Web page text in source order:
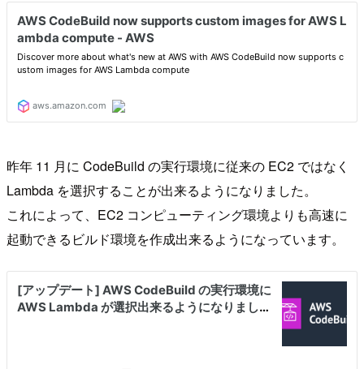
昨年 11 月に CodeBuild の実行環境に従来の EC2 ではなく
Lambda を選択することが出来るようになりました。
これによって、EC2 コンピューティング環境よりも高速に
起動できるビルド環境を作成出来るようになっています。